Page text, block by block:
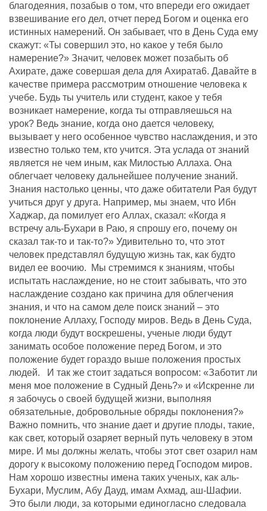
благодеяния, позабыв о том, что впереди его ожидает
взвешивание его дел, отчет перед Богом и оценка его
истинных намерений. Он забывает, что в День Суда ему
скажут: «Ты совершил это, но какое у тебя было
намерение?» Значит, человек может позабыть об
Ахирате, даже совершая дела для Ахирата6. Давайте в
качестве примера рассмотрим отношение человека к
учебе. Будь ты учитель или студент, какое у тебя
возникает намерение, когда ты отправляешься на
урок? Ведь знание, когда оно дается человеку,
вызывает у него особенное чувство наслаждения, и это
известно только тем, кто учится. Эта услада от знаний
является не чем иным, как Милостью Аллаха. Она
облегчает человеку дальнейшее получение знаний.
Знания настолько ценны, что даже обитатели Рая будут
учиться друг у друга. Например, мы знаем, что Ибн
Хаджар, да помилует его Аллах, сказал: «Когда я
встречу аль-Бухари в Раю, я спрошу его, почему он
сказал так-то и так-то?» Удивительно то, что этот
человек представлял будущую жизнь так, как будто
видел ее воочию. Мы стремимся к знаниям, чтобы
испытать наслаждение, но не стоит забывать, что это
наслаждение создано как причина для облегчения
знания, и что на самом деле поиск знаний – это
поклонение Аллаху, Господу миров. Ведь в День Суда,
когда люди будут воскрешены, ученые люди будут
занимать особое положение перед Богом, и это
положение будет гораздо выше положения простых
людей. И так же стоит задаться вопросом: «Заботит ли
меня мое положение в Судный День?» и «Искренне ли
я забочусь о своей будущей жизни, выполняя
обязательные, добровольные обряды поклонения?»
Важно помнить, что знание дает и другие плоды, такие,
как свет, который озаряет верный путь человеку в этом
мире. И мы должны желать, чтобы этот свет озарил нам
дорогу к высокому положению перед Господом миров.
Нам хорошо известны имена таких ученых, как аль-
Бухари, Муслим, Абу Дауд, имам Ахмад, аш-Шафии.
Это были люди, за которыми единогласно следовала